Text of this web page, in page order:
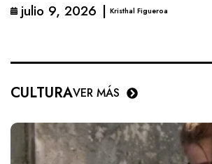
julio 9, 2026 | Kristhal Figueroa
CULTURAVER MÁS